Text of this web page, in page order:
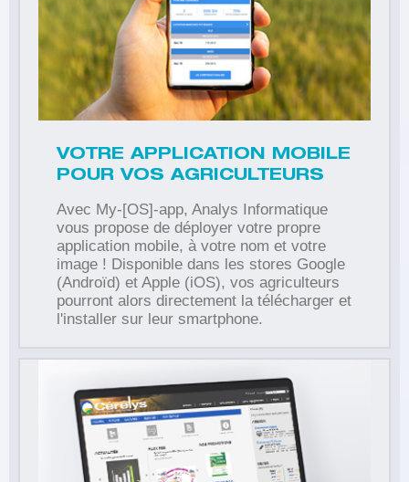
VOTRE APPLICATION MOBILE
POUR VOS AGRICULTEURS
Avec My-[OS]-app, Analys Informatique
vous propose de déployer votre propre
application mobile, à votre nom et votre
image ! Disponible dans les stores Google
(Androïd) et Apple (iOS), vos agriculteurs
pourront alors directement la télécharger et
l'installer sur leur smartphone.